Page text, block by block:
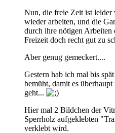
Nun, die freie Zeit ist leider
wieder arbeiten, und die
durch ihre nötigen Arbeiten
Freizeit doch recht gut zu
Aber genug gemeckert....
Gestern hab ich mal bis
bemüht, damit es
geht...
Hier mal 2 Bildchen der
Sperrholz aufgeklebten
verklebt wird.